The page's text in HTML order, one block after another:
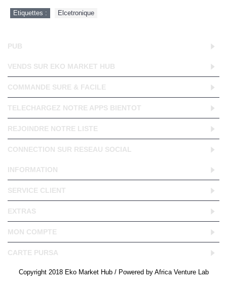
Etiquettes : Elcetronique
PUB
VENDS SUR EKO MARKET HUB
COMMANDE SURE & FACILE
TELECHARGEZ NOTRE APPS BIENTOT
REJOINDRE NOTRE LISTE
CONNECTION SUR RESEAU SOCIAL
INFORMATION
SERVICE CLIENT
EXTRAS
MON COMPTE
CARTE PURSA
Copyright 2018 Eko Market Hub / Powered by Africa Venture Lab